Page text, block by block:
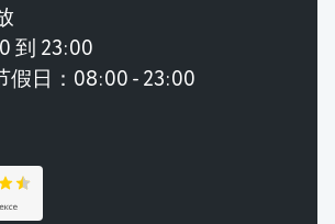
到 23:00
假日：08:00 - 23:00